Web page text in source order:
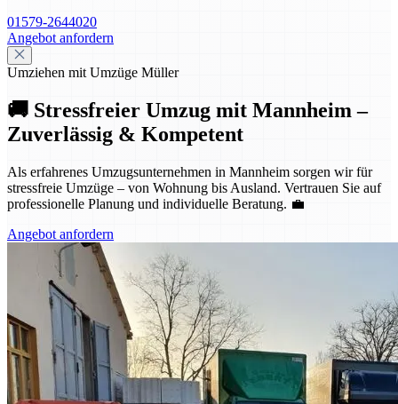
01579-2644020
Angebot anfordern
Umziehen mit Umzüge Müller
🚚 Stressfreier Umzug mit Mannheim –
Zuverlässig & Kompetent
Als erfahrenes Umzugsunternehmen in Mannheim sorgen wir für
stressfreie Umzüge – von Wohnung bis Ausland. Vertrauen Sie auf
professionelle Planung und individuelle Beratung. 💼
Angebot anfordern